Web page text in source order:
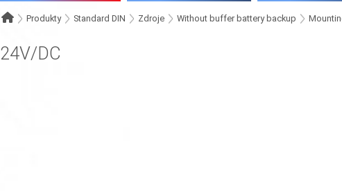
Produkty Standard DIN Zdroje Without buffer battery backup
24V/DC